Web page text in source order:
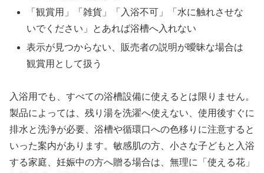
「観賞用」「雑貨」「入浴不可」「水に触れさせな
いでください」とあれば浴槽へ入れない
表示が見つからない、販売者の説明が曖昧な場合は
観賞用として扱う
入浴用でも、すべての浴槽設備に使えるとは限りません。
製品によっては、残り湯を洗濯へ使えない、使用後すぐに
排水と洗浄が必要、浴槽や循環口への色移りに注意すると
いった案内があります。敏感肌の方、小さな子どもと入浴
する家庭、妊娠中の方へ贈る場合は、無理に「使える花」